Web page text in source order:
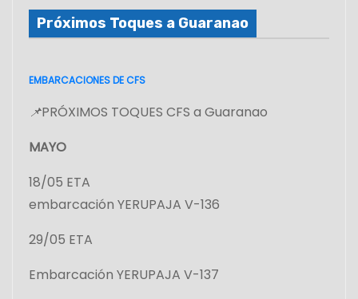
Próximos Toques a Guaranao
EMBARCACIONES DE CFS
📌PRÓXIMOS TOQUES CFS a Guaranao
MAYO
18/05 ETA
embarcación YERUPAJA V-136
29/05 ETA
Embarcación YERUPAJA V-137